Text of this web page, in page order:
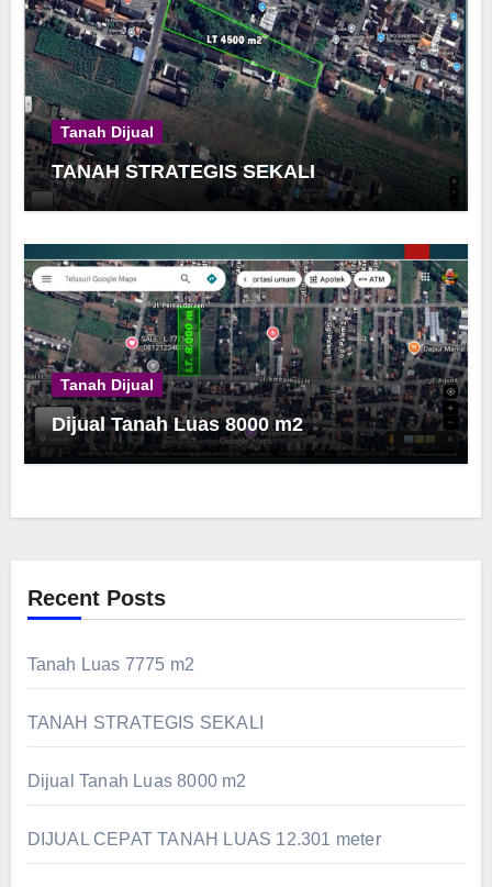
Tanah Dijual
TANAH STRATEGIS SEKALI
Tanah Dijual
Dijual Tanah Luas 8000 m2
Recent Posts
Tanah Luas 7775 m2
TANAH STRATEGIS SEKALI
Dijual Tanah Luas 8000 m2
DIJUAL CEPAT TANAH LUAS 12.301 meter